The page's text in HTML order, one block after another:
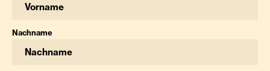
Nachname